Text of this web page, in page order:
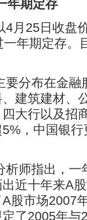
年期定存
4月25日收盘
年期定存。
要分布在金融
建筑建材、
大行以及招
，中国银
析师指出，一
近十年来A
股市场2007
了2005年与